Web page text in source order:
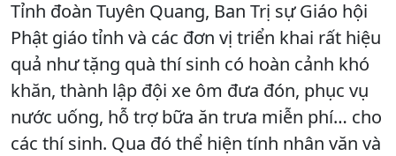
Tỉnh đoàn Tuyên Quang, Ban Trị sự Giáo hội
Phật giáo tỉnh và các đơn vị triển khai rất hiệu
quả như tặng quà thí sinh có hoàn cảnh khó
khăn, thành lập đội xe ôm đưa đón, phục vụ
nước uống, hỗ trợ bữa ăn trưa miễn phí… cho
các thí sinh. Qua đó thể hiện tính nhân văn và